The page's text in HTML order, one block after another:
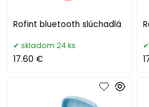
Rofint bluetooth slúchadlá
skladom 24 ks
17.60 €